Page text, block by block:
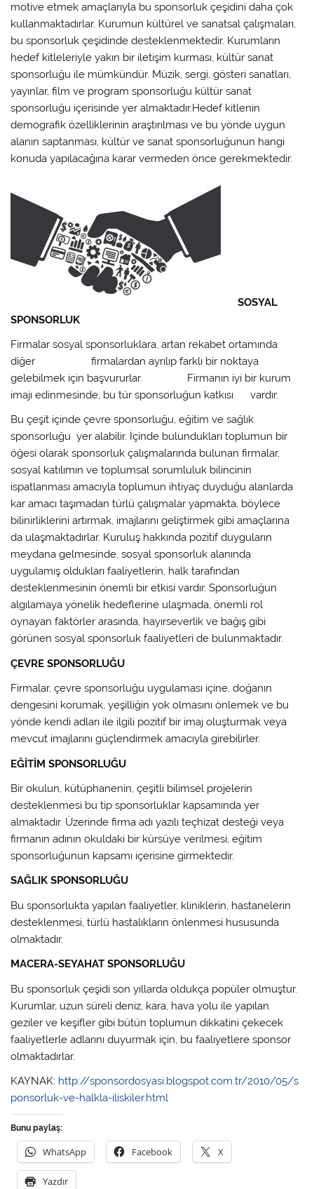
motive etmek amaçlarıyla bu sponsorluk çeşidini daha çok
kullanmaktadırlar. Kurumun kültürel ve sanatsal çalışmaları,
bu sponsorluk çeşidinde desteklenmektedir. Kurumların
hedef kitleleriyle yakın bir iletişim kurması, kültür sanat
sponsorluğu ile mümkündür. Müzik, sergi, gösteri sanatları,
yayınlar, film ve program sponsorluğu kültür sanat
sponsorluğu içerisinde yer almaktadır.Hedef kitlenin
demografik özelliklerinin araştırılması ve bu yönde uygun
alanın saptanması, kültür ve sanat sponsorluğunun hangi
konuda yapılacağına karar vermeden önce gerekmektedir.
SOSYAL
SPONSORLUK
Firmalar sosyal sponsorluklara, artan rekabet ortamında
diğer firmalardan ayrılıp farklı bir noktaya
gelebilmek için başvururlar. Firmanın iyi bir kurum
imajı edinmesinde, bu tür sponsorluğun katkısı vardır.
Bu çeşit içinde çevre sponsorluğu, eğitim ve sağlık
sponsorluğu yer alabilir. İçinde bulundukları toplumun bir
öğesi olarak sponsorluk çalışmalarında bulunan firmalar,
sosyal katılımın ve toplumsal sorumluluk bilincinin
ispatlanması amacıyla toplumun ihtiyaç duyduğu alanlarda
kar amacı taşımadan türlü çalışmalar yapmakta, böylece
bilinirliklerini artırmak, imajlarını geliştirmek gibi amaçlarına
da ulaşmaktadırlar. Kuruluş hakkında pozitif duyguların
meydana gelmesinde, sosyal sponsorluk alanında
uygulamış oldukları faaliyetlerin, halk tarafından
desteklenmesinin önemli bir etkisi vardır. Sponsorluğun
algılamaya yönelik hedeflerine ulaşmada, önemli rol
oynayan faktörler arasında, hayırseverlik ve bağış gibi
görünen sosyal sponsorluk faaliyetleri de bulunmaktadır.
ÇEVRE SPONSORLUĞU
Firmalar, çevre sponsorluğu uygulaması içine, doğanın
dengesini korumak, yeşilliğin yok olmasını önlemek ve bu
yönde kendi adları ile ilgili pozitif bir imaj oluşturmak veya
mevcut imajlarını güçlendirmek amacıyla girebilirler.
EĞİTİM SPONSORLUĞU
Bir okulun, kütüphanenin, çeşitli bilimsel projelerin
desteklenmesi bu tip sponsorluklar kapsamında yer
almaktadır. Üzerinde firma adı yazılı teçhizat desteği veya
firmanın adının okuldaki bir kürsüye verilmesi, eğitim
sponsorluğunun kapsamı içerisine girmektedir.
SAĞLIK SPONSORLUĞU
Bu sponsorlukta yapılan faaliyetler, kliniklerin, hastanelerin
desteklenmesi, türlü hastalıkların önlenmesi hususunda
olmaktadır.
MACERA-SEYAHAT SPONSORLUĞU
Bu sponsorluk çeşidi son yıllarda oldukça popüler olmuştur.
Kurumlar, uzun süreli deniz, kara, hava yolu ile yapılan
geziler ve keşifler gibi bütün toplumun dikkatini çekecek
faaliyetlerle adlarını duyurmak için, bu faaliyetlere sponsor
olmaktadırlar.
KAYNAK: http://sponsordosyasi.blogspot.com.tr/2010/05/s
ponsorluk-ve-halkla-iliskiler.html
Bunu paylaş:
WhatsApp Facebook X
Yazdır